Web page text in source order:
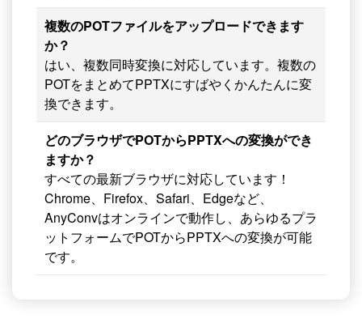
複数のPOTファイルをアップロードできます
か？
はい、複数同時変換に対応しています。複数の
POTをまとめてPPTXにすばやくかんたんに変
換できます。
どのブラウザでPOTからPPTXへの変換ができ
ますか？
すべての最新ブラウザに対応しています！
Chrome、Firefox、Safari、Edgeなど、
AnyConvはオンラインで動作し、あらゆるプラ
ットフォームでPOTからPPTXへの変換が可能
です。